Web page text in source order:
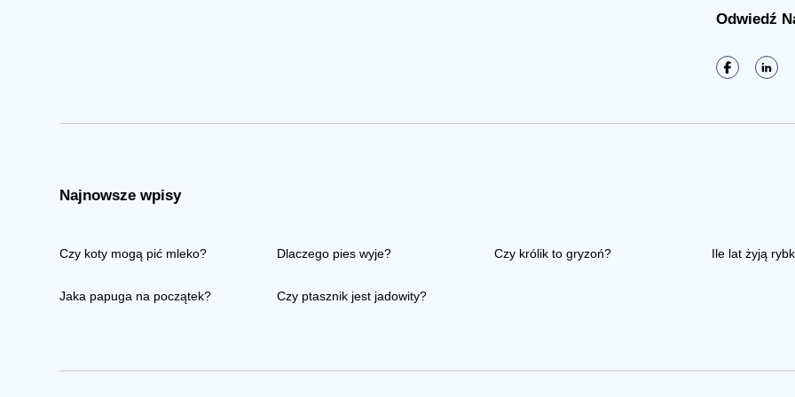
Odwiedź
Najnowsze wpisy
Czy koty mogą pić mleko? Dlaczego pies wyje? Czy królik to gryzoń? Ile lat żyją
Jaka papuga na początek? Czy ptasznik jest jadowity?